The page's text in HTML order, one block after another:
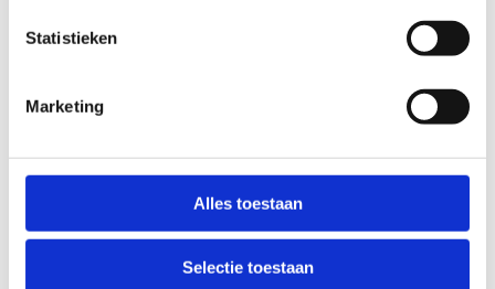
Statistieken
Marketing
Alles toestaan
Selectie toestaan